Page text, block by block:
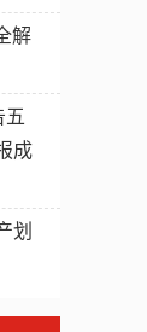
解
五
成
划